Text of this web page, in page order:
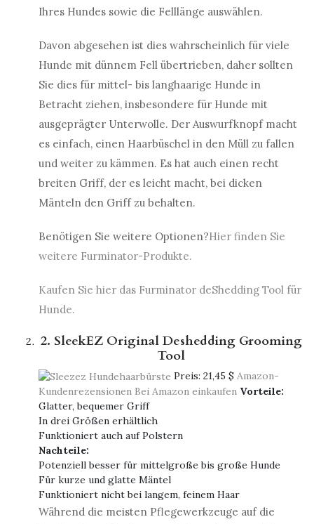
Ihres Hundes sowie die Felllänge auswählen.
Davon abgesehen ist dies wahrscheinlich für viele
Hunde mit dünnem Fell übertrieben, daher sollten
Sie dies für mittel- bis langhaarige Hunde in
Betracht ziehen, insbesondere für Hunde mit
ausgeprägter Unterwolle. Der Auswurfknopf macht
es einfach, einen Haarbüschel in den Müll zu fallen
und weiter zu kämmen. Es hat auch einen recht
breiten Griff, der es leicht macht, bei dicken
Mänteln den Griff zu behalten.
Benötigen Sie weitere Optionen?Hier finden Sie
weitere Furminator-Produkte.
Kaufen Sie hier das Furminator deShedding Tool für
Hunde.
2. SleekEZ Original Deshedding Grooming
Tool
Preis: 21,45 $ Amazon-
Kundenrezensionen Bei Amazon einkaufen Vorteile:
Glatter, bequemer Griff
In drei Größen erhältlich
Funktioniert auch auf Polstern
Nachteile:
Potenziell besser für mittelgroße bis große Hunde
Für kurze und glatte Mäntel
Funktioniert nicht bei langem, feinem Haar
Während die meisten Pflegewerkzeuge auf die